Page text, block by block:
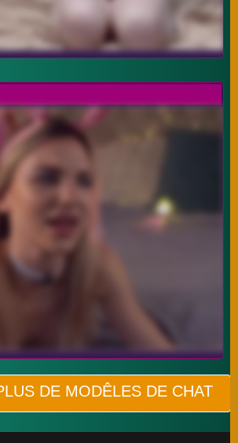
DE MODÊLES DE CHAT